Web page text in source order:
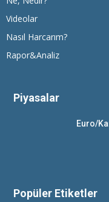
Videolar
Nasıl Harcarım?
Rapor&Analiz
Piyasalar
Euro/
Popüler Etiketler